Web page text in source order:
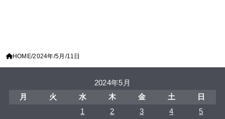
HOME 2024年 5月 11日
2024年5月
月
火 水 木 金 土
日
1
2 3 4
5